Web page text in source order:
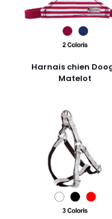
Harnais chien
Matelot